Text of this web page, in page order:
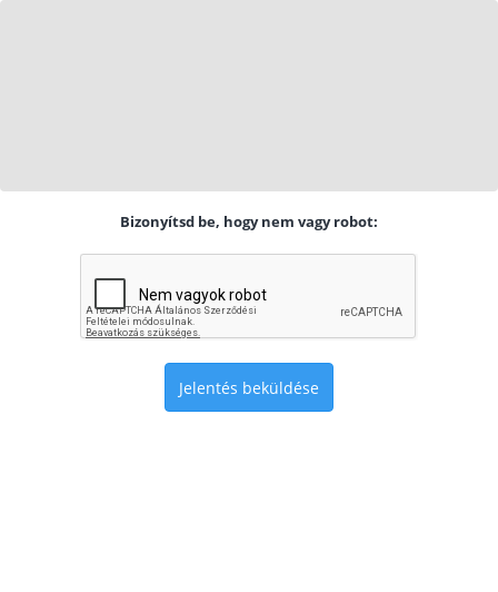
Bizonyítsd be, hogy nem vagy robot:
Jelentés beküldése